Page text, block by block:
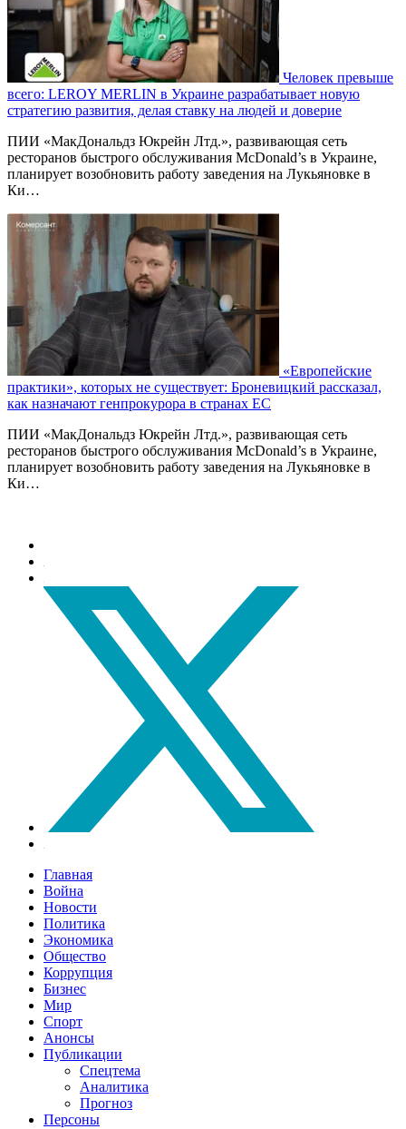
Человек превыше
всего: LEROY MERLIN в Украине разрабатывает новую
стратегию развития, делая ставку на людей и доверие
ПИИ «МакДональдз Юкрейн Лтд.», развивающая сеть
ресторанов быстрого обслуживания McDonald’s в Украине,
планирует возобновить работу заведения на Лукьяновке в
Ки…
«Европейские
практики», которых не существует: Броневицкий рассказал,
как назначают генпрокурора в странах ЕС
ПИИ «МакДональдз Юкрейн Лтд.», развивающая сеть
ресторанов быстрого обслуживания McDonald’s в Украине,
планирует возобновить работу заведения на Лукьяновке в
Ки…
Главная
Война
Новости
Политика
Экономика
Общество
Коррупция
Бизнес
Мир
Спорт
Анонсы
Публикации
Спецтема
Аналитика
Прогноз
Персоны